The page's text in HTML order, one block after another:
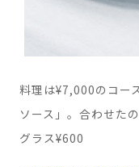
料理は¥7,000のコー
ソース」。合わせた
グラス¥600